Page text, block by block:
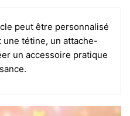
peut être personnalisé
une tétine, un attache-
un accessoire pratique